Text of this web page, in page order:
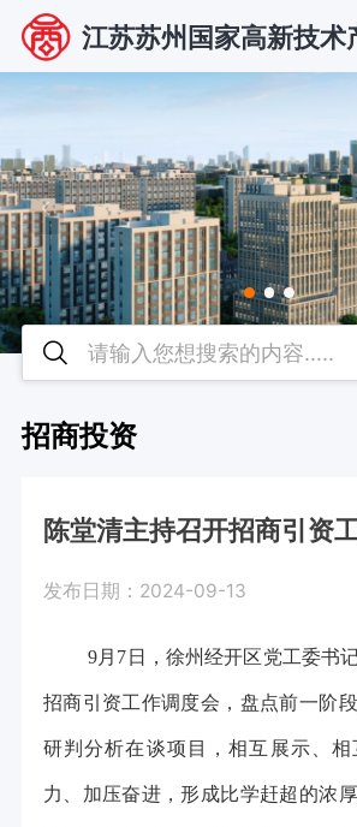
江苏苏州国家高新技术
招商投资
陈堂清主持召开招商引资
发布日期：2024-09-13
9月7日，徐州经开区党工委书
招商引资工作调度会，盘点前一阶
研判分析在谈项目，相互展示、
力、加压奋进，形成比学赶超的浓